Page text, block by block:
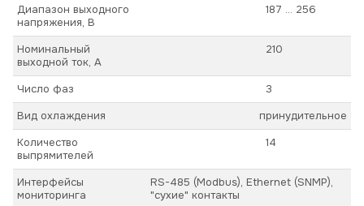
Диапазон выходного
напряжения, В
187 ... 256
Номинальный
выходной ток, А
210
Число фаз
3
Вид охлаждения
принудительное
Количество
выпрямителей
14
Интерфейсы
мониторинга
RS-485 (Modbus), Ethernet (SNMP),
"сухие" контакты